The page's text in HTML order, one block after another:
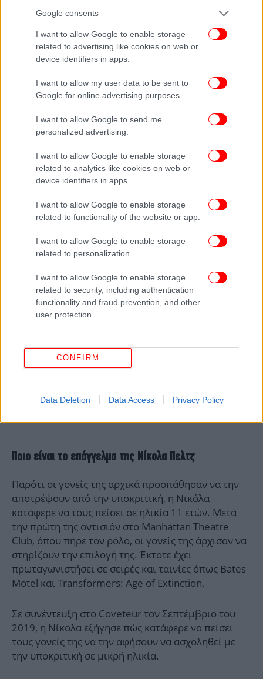
Google consents
I want to allow Google to enable storage
related to advertising like cookies on web or
device identifiers in apps.
I want to allow my user data to be sent to
Google for online advertising purposes.
I want to allow Google to send me
personalized advertising.
I want to allow Google to enable storage
related to analytics like cookies on web or
device identifiers in apps.
I want to allow Google to enable storage
related to functionality of the website or app.
I want to allow Google to enable storage
related to personalization.
I want to allow Google to enable storage
related to security, including authentication
functionality and fraud prevention, and other
user protection.
CONFIRM
Data Deletion Data Access Privacy Policy
Ποιο είναι το επάγγελμα της Νίκολα Πελτζ
Παρότι οι γονείς της αρχικά προσπάθησαν να την
αποτρέψουν από την υποκριτική, η Νικόλα
κατάφερε να τους πείσει σε ηλικία 11 ετών. Μετά
την πρώτη της οντισιόν στο Manhattan Theatre
Club, όπου πήρε τον ρόλο, οι γονείς της άρχισαν να
στηρίζουν την επιλογή της. Έκτοτε έχει
πρωταγωνιστήσει σε σειρές και ταινίες όπως Bates
Motel και Transformers: Age of Extinction.
Σε συνέντευξη στο Coveteur τον Σεπτέμβριο του
2019, η Νίκολα εξήγησε πώς κατάφερε να πείσει
τους γονείς της να την αφήσουν να ασχοληθεί με
την υποκριτική σε μικρή ηλικία.